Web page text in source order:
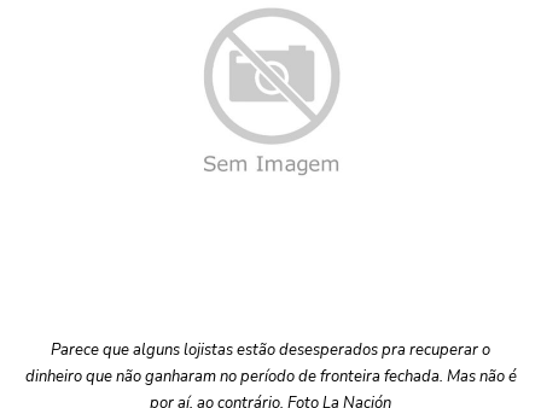
Parece que alguns lojistas estão desesperados pra recuperar o
dinheiro que não ganharam no período de fronteira fechada. Mas não é
por aí, ao contrário. Foto La Nación